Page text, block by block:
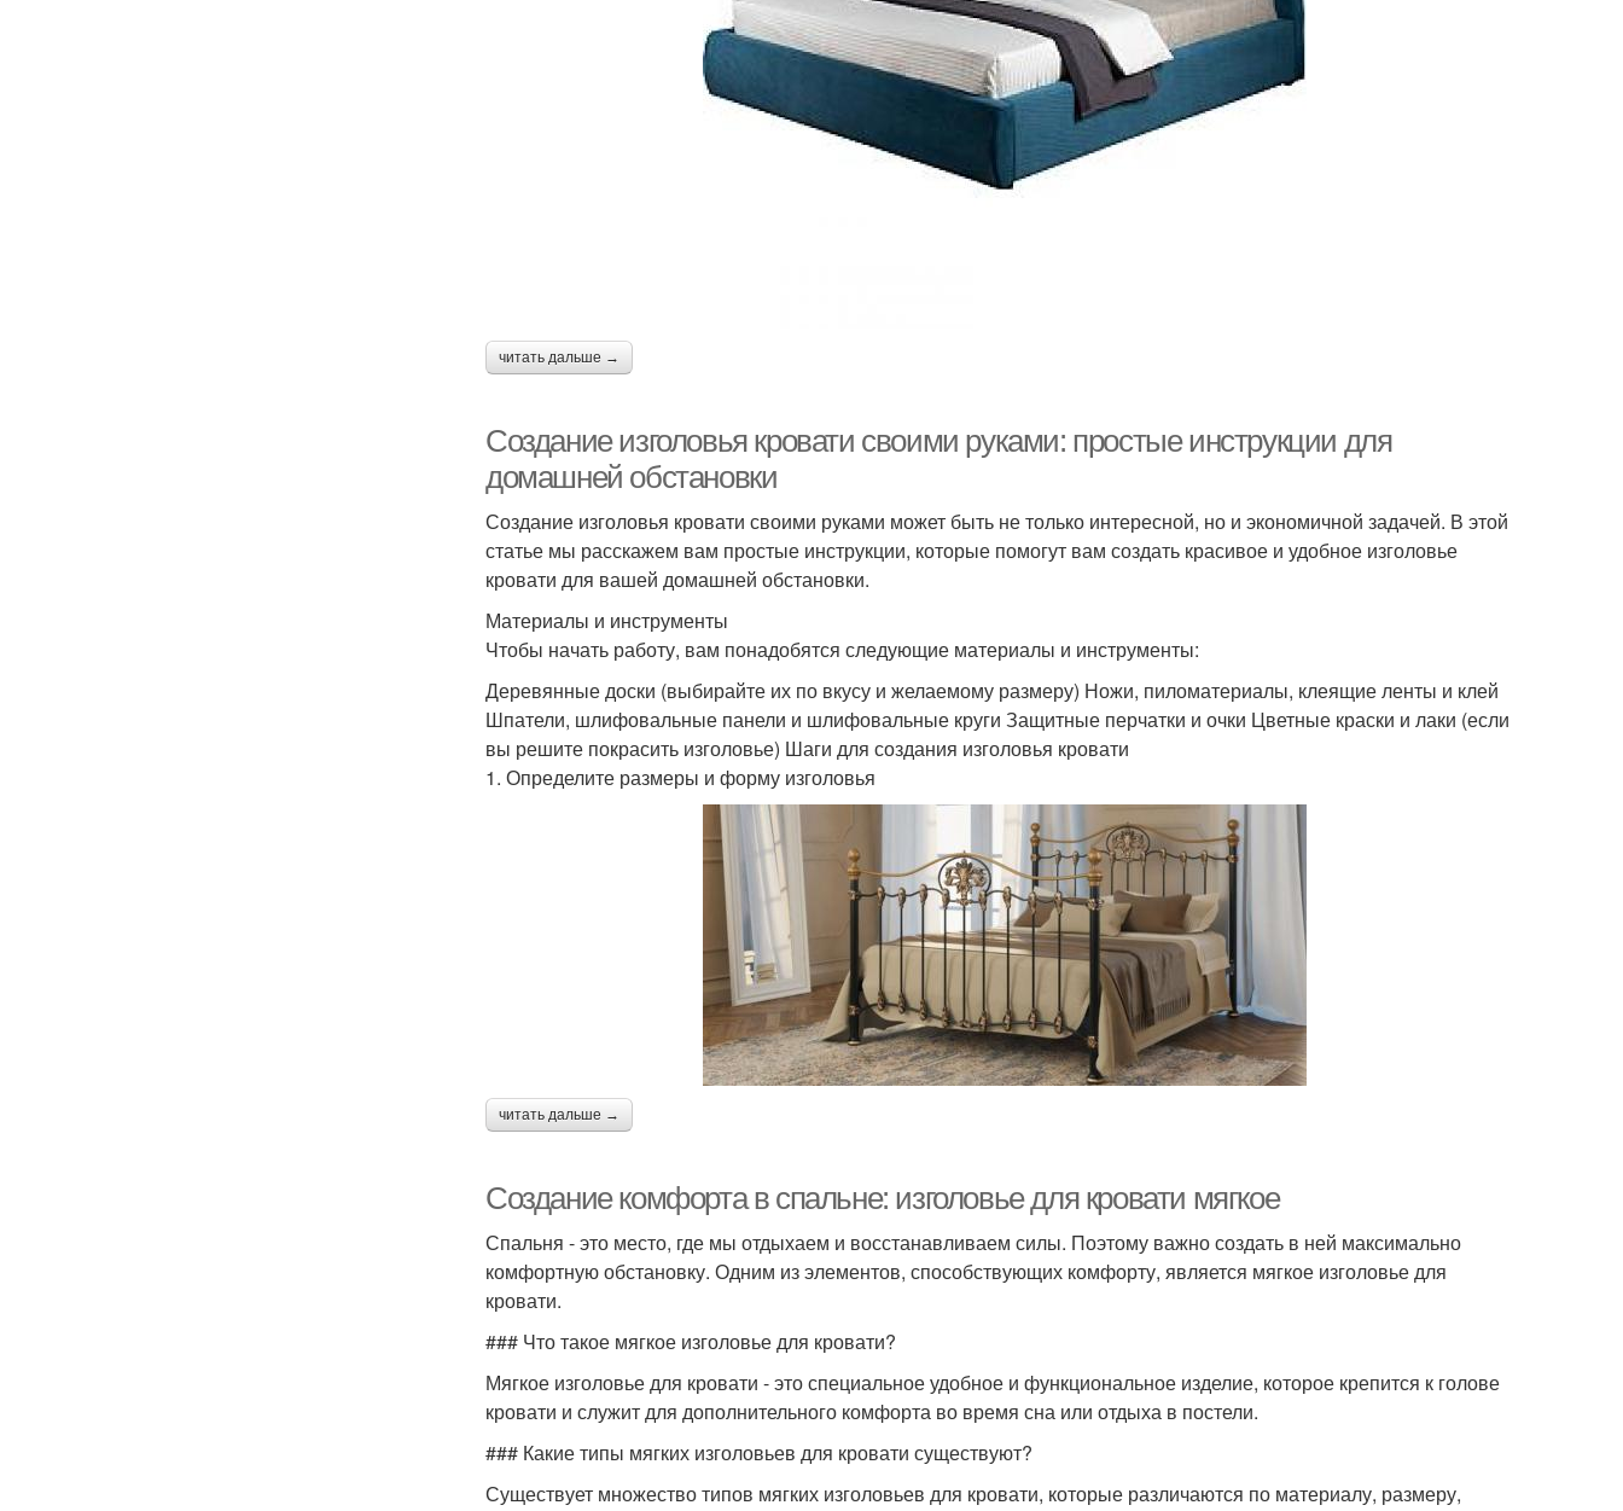
читать дальше →
Создание изголовья кровати своими руками: простые инструкции для
домашней обстановки
Создание изголовья кровати своими руками может быть не только интересной, но и экономичной задачей. В этой
статье мы расскажем вам простые инструкции, которые помогут вам создать красивое и удобное изголовье
кровати для вашей домашней обстановки.
Материалы и инструменты
Чтобы начать работу, вам понадобятся следующие материалы и инструменты:
Деревянные доски (выбирайте их по вкусу и желаемому размеру) Ножи, пиломатериалы, клеящие ленты и клей
Шпатели, шлифовальные панели и шлифовальные круги Защитные перчатки и очки Цветные краски и лаки (если
вы решите покрасить изголовье) Шаги для создания изголовья кровати
1. Определите размеры и форму изголовья
читать дальше →
Создание комфорта в спальне: изголовье для кровати мягкое
Спальня - это место, где мы отдыхаем и восстанавливаем силы. Поэтому важно создать в ней максимально
комфортную обстановку. Одним из элементов, способствующих комфорту, является мягкое изголовье для
кровати.
### Что такое мягкое изголовье для кровати?
Мягкое изголовье для кровати - это специальное удобное и функциональное изделие, которое крепится к голове
кровати и служит для дополнительного комфорта во время сна или отдыха в постели.
### Какие типы мягких изголовьев для кровати существуют?
Существует множество типов мягких изголовьев для кровати, которые различаются по материалу, размеру,